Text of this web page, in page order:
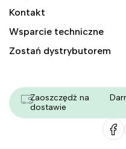
Kontakt
Wsparcie techniczne
Zostań dystrybutorem
Zaoszczędź na
dostawie